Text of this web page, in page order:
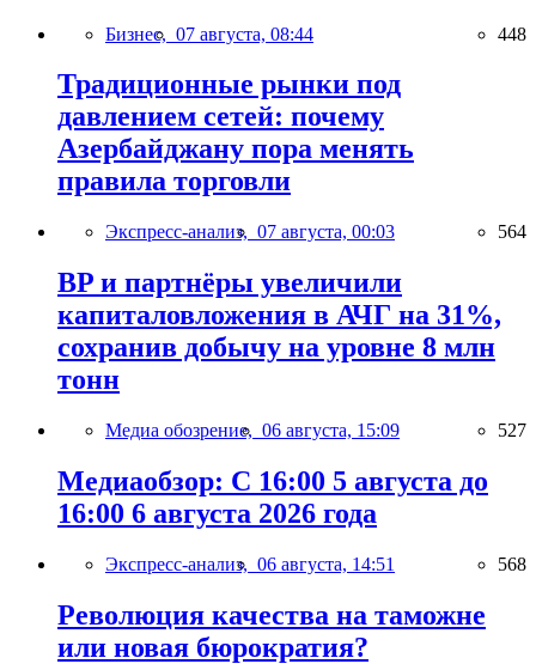
Бизнес, 07 августа, 08:44 448
Традиционные рынки под
давлением сетей: почему
Азербайджану пора менять
правила торговли
Экспресс-анализ, 07 августа, 00:03 564
BP и партнёры увеличили
капиталовложения в АЧГ на 31%,
сохранив добычу на уровне 8 млн
тонн
Медиа обозрение, 06 августа, 15:09 527
Медиаобзор: С 16:00 5 августа до
16:00 6 августа 2026 года
Экспресс-анализ, 06 августа, 14:51 568
Революция качества на таможне
или новая бюрократия?